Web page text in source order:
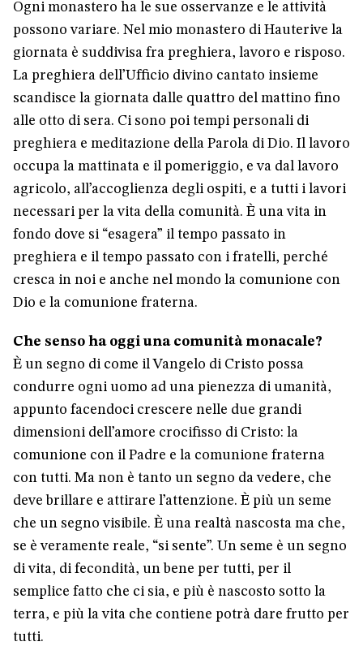
Ogni monastero ha le sue osservanze e le attività
possono variare. Nel mio monastero di Hauterive la
giornata è suddivisa fra preghiera, lavoro e risposo.
La preghiera dell’Ufficio divino cantato insieme
scandisce la giornata dalle quattro del mattino fino
alle otto di sera. Ci sono poi tempi personali di
preghiera e meditazione della Parola di Dio. Il lavoro
occupa la mattinata e il pomeriggio, e va dal lavoro
agricolo, all’accoglienza degli ospiti, e a tutti i lavori
necessari per la vita della comunità. È una vita in
fondo dove si “esagera” il tempo passato in
preghiera e il tempo passato con i fratelli, perché
cresca in noi e anche nel mondo la comunione con
Dio e la comunione fraterna.
Che senso ha oggi una comunità monacale?
È un segno di come il Vangelo di Cristo possa
condurre ogni uomo ad una pienezza di umanità,
appunto facendoci crescere nelle due grandi
dimensioni dell’amore crocifisso di Cristo: la
comunione con il Padre e la comunione fraterna
con tutti. Ma non è tanto un segno da vedere, che
deve brillare e attirare l’attenzione. È più un seme
che un segno visibile. È una realtà nascosta ma che,
se è veramente reale, “si sente”. Un seme è un segno
di vita, di fecondità, un bene per tutti, per il
semplice fatto che ci sia, e più è nascosto sotto la
terra, e più la vita che contiene potrà dare frutto per
tutti.